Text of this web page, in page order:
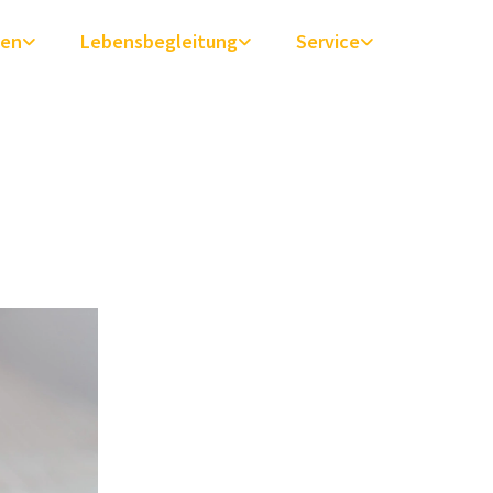
Lebensbegleitung Service